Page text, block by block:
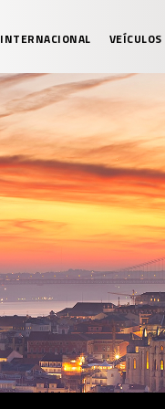
INTERNACIONAL VEÍCULOS